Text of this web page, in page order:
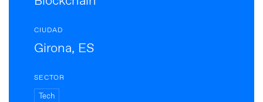
CIUDAD
Girona, ES
SECTOR
Tech